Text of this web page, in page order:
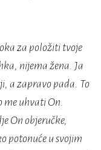
za položiti tvoje
nijema žena. Ja
a zapravo pada. To
me uhvati On.
On objeručke,
potonuće u svojim